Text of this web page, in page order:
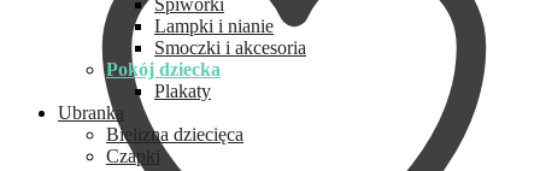
Śpiworki
Lampki i nianie
Smoczki i akcesoria
Pokój dziecka
Plakaty
Ubranka
Bielizna dziecięca
Czapki